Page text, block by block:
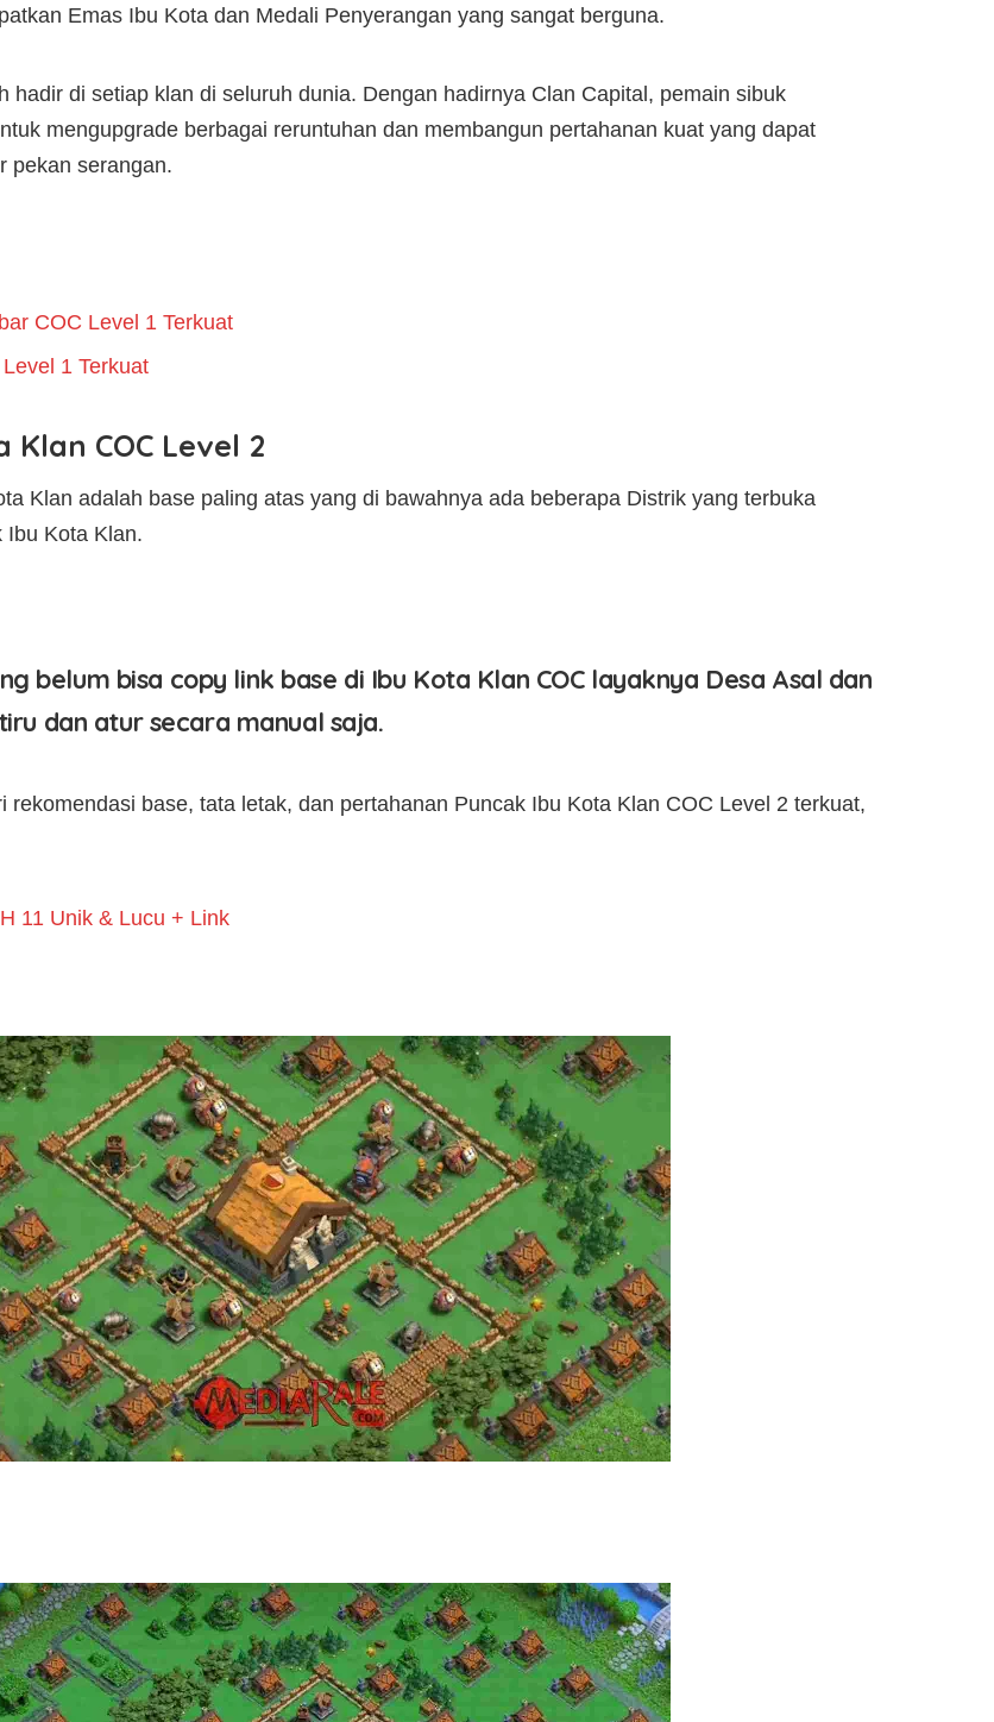
Emas Ibu Kota dan Medali Penyerangan yang sangat berguna.
hadir di setiap klan di seluruh dunia. Dengan hadirnya Clan Capital, pemain sibuk
mengupgrade berbagai reruntuhan dan membangun pertahanan kuat yang dapat
pekan serangan.
COC Level 1 Terkuat
1 Terkuat
Klan COC Level 2
Klan adalah base paling atas yang di bawahnya ada beberapa Distrik yang terbuka
Ibu Kota Klan.
belum bisa copy link base di Ibu Kota Klan COC layaknya Desa Asal dan
dan atur secara manual saja.
rekomendasi base, tata letak, dan pertahanan Puncak Ibu Kota Klan COC Level 2 terkuat,
11 Unik & Lucu + Link